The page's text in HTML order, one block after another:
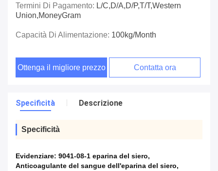
Termini Di Pagamento: L/C,D/A,D/P,T/T,Western
Union,MoneyGram
Capacità Di Alimentazione: 100kg/Month
Ottenga il migliore prezzo Contatta ora
Specificità Descrizione
Specificità
Evidenziare: 9041-08-1 eparina del siero,
Anticoagulante del sangue dell'eparina del siero,